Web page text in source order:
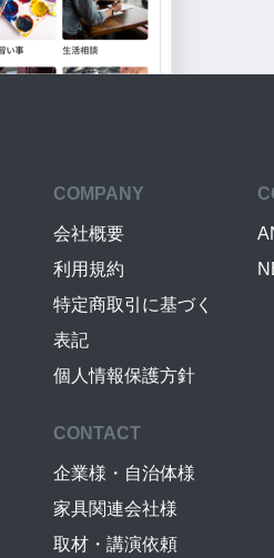
COMPANY
会社概要
利用規約
特定商取引に基づく
表記
個人情報保護方針
CONTACT
企業様・自治体様
家具関連会社様
取材・講演依頼